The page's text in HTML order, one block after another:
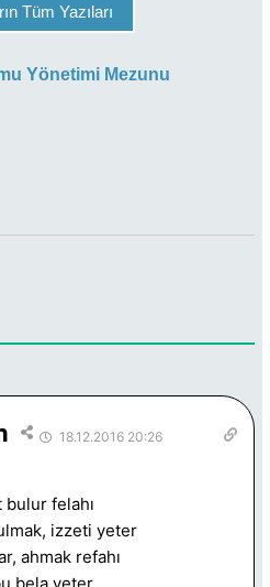
Tüm Yazıları
Yönetimi Mezunu
18.12.2016 20:26
bulur felahı
izzeti yeter
ahmak refahı
bela yeter